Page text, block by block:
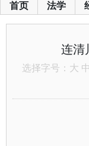
首页 法学
连清
选择字号： 大 中